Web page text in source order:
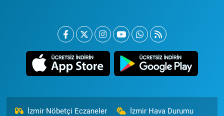
İzmir Nöbetçi Eczaneler İzmir Hava Durumu